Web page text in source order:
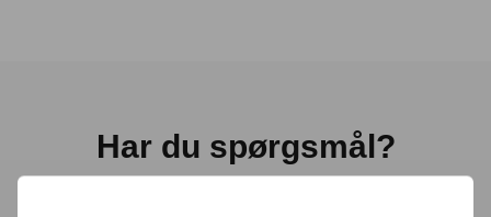
Har du spørgsmål?